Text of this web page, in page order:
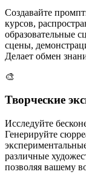
Создавайте
курсов,
образовательные
сцены,
Делает обмен
🎨
Творческие
Исследуйте
Генерируйте
различные
позволяя вашему